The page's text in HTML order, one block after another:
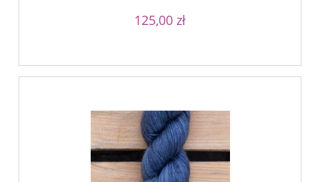
125,00 zł